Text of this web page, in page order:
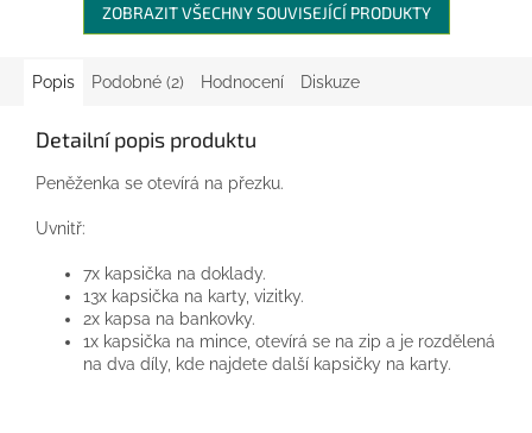
ZOBRAZIT VŠECHNY SOUVISEJÍCÍ PRODUKTY
Popis Podobné (2) Hodnocení Diskuze
Detailní popis produktu
Peněženka se otevírá na přezku.
Uvnitř:
7x kapsička na doklady.
13x kapsička na karty, vizitky.
2x kapsa na bankovky.
1x kapsička na mince, otevírá se na zip a je rozdělená
na dva díly, kde najdete další kapsičky na karty.